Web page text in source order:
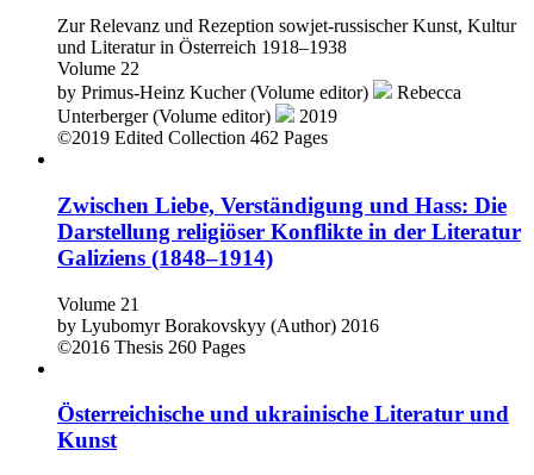
Zur Relevanz und Rezeption sowjet-russischer Kunst, Kultur
und Literatur in Österreich 1918–1938
Volume 22
by Primus-Heinz Kucher (Volume editor)
Rebecca
Unterberger (Volume editor)
2019
©2019 Edited Collection 462 Pages
Zwischen Liebe, Verständigung und Hass: Die
Darstellung religiöser Konflikte in der Literatur
Galiziens (1848–1914)
Volume 21
by Lyubomyr Borakovskyy (Author) 2016
©2016 Thesis 260 Pages
Österreichische und ukrainische Literatur und
Kunst